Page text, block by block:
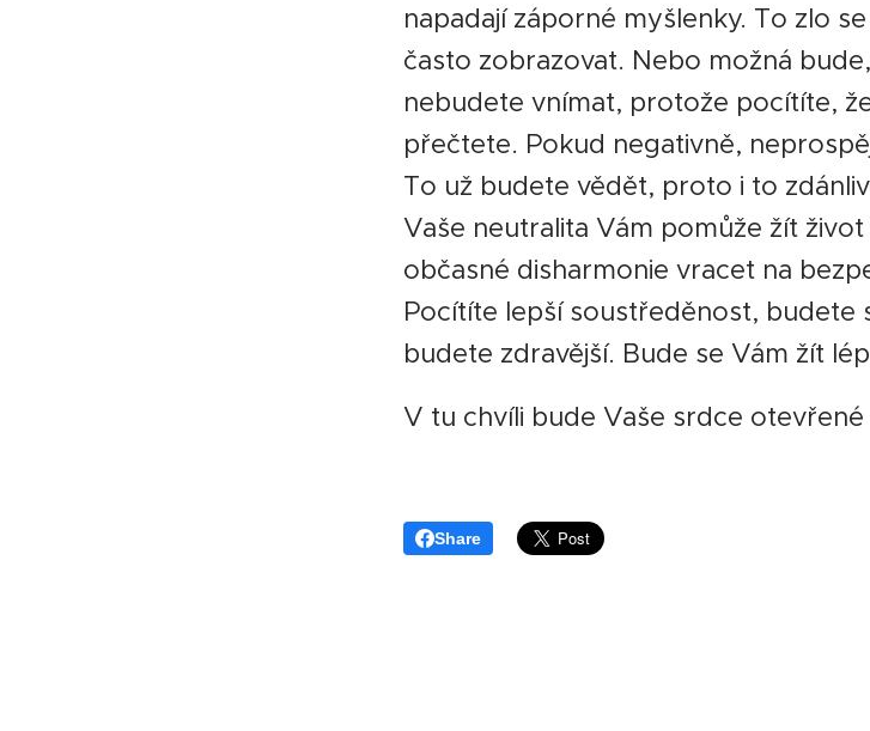
napadají záporné myšlenky. To zlo
často zobrazovat. Nebo možná
nebudete vnímat, protože pocítíte,
přečtete. Pokud negativně,
To už budete vědět, proto i to
Vaše neutralita Vám pomůže žít
občasné disharmonie vracet na
Pocítíte lepší soustředěnost, budete
budete zdravější. Bude se Vám žít
V tu chvíli bude Vaše srdce
Share